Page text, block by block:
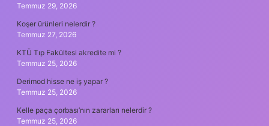
Temmuz 29, 2026
Koşer ürünleri nelerdir ?
Temmuz 27, 2026
KTÜ Tıp Fakültesi akredite mi ?
Temmuz 25, 2026
Derimod hisse ne iş yapar ?
Temmuz 25, 2026
Kelle paça çorbası’nın zararları nelerdir ?
Temmuz 25, 2026